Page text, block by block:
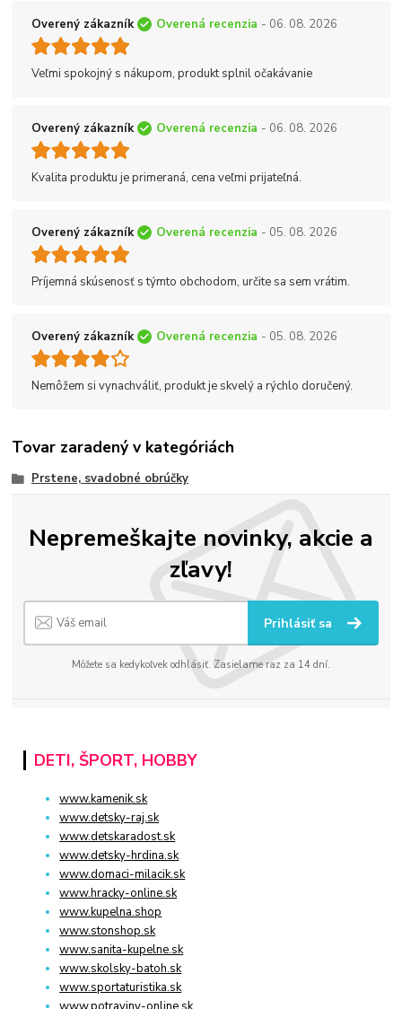
Overený zákazník Overená recenzia - 06. 08. 2026
Veľmi spokojný s nákupom, produkt splnil očakávanie
Overený zákazník Overená recenzia - 06. 08. 2026
Kvalita produktu je primeraná, cena veľmi prijateľná.
Overený zákazník Overená recenzia - 05. 08. 2026
Príjemná skúsenosť s týmto obchodom, určite sa sem vrátim.
Overený zákazník Overená recenzia - 05. 08. 2026
Nemôžem si vynachváliť, produkt je skvelý a rýchlo doručený.
Tovar zaradený v kategóriách
Prstene, svadobné obrúčky
Nepremeškajte novinky, akcie a
zľavy!
Prihlásiť sa
Môžete sa kedykoľvek odhlásiť. Zasielame raz za 14 dní.
DETI, ŠPORT, HOBBY
www.kamenik.sk
www.detsky-raj.sk
www.detskaradost.sk
www.detsky-hrdina.sk
www.domaci-milacik.sk
www.hracky-online.sk
www.kupelna.shop
www.stonshop.sk
www.sanita-kupelne.sk
www.skolsky-batoh.sk
www.sportaturistika.sk